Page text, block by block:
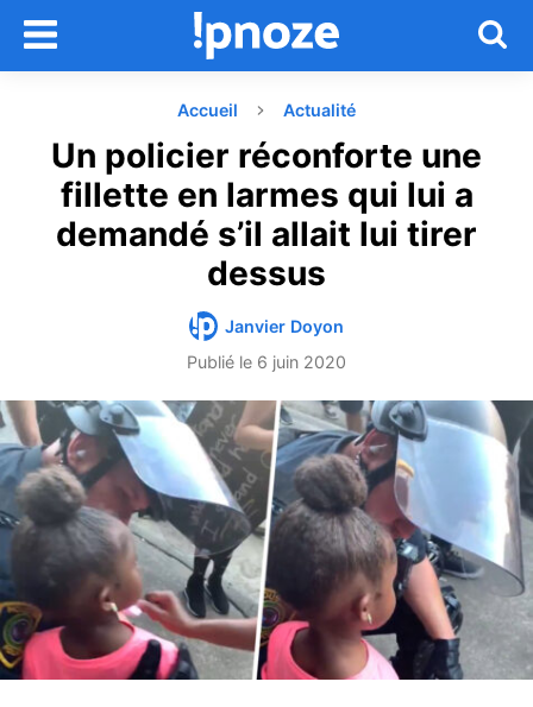
Accueil Actualité
Un policier réconforte une
fillette en larmes qui lui a
demandé s’il allait lui tirer
dessus
Janvier Doyon
Publié le 6 juin 2020